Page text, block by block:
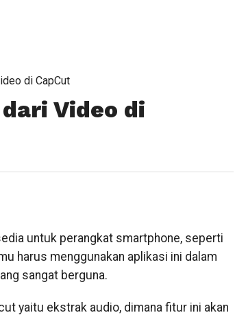
di CapCut
Video di
untuk perangkat smartphone, seperti
harus menggunakan aplikasi ini dalam
sangat berguna.
yaitu ekstrak audio, dimana fitur ini akan